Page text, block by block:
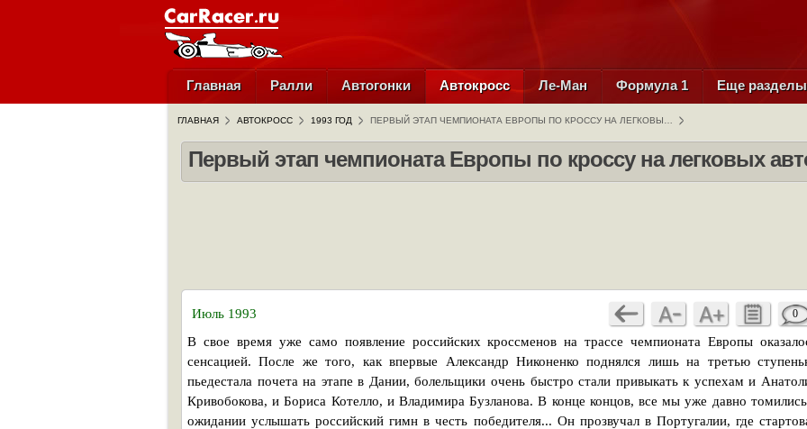
Главная Ралли Автогонки Автокросс Ле-Ман Формула 1 Еще разделы
ГЛАВНАЯ АВТОКРОСС 1993 ГОД ПЕРВЫЙ ЭТАП ЧЕМПИОНАТА ЕВРОПЫ ПО КРОССУ НА ЛЕГКОВЫ…
Первый этап чемпионата Европы по кроссу на легковых
Июль 1993 0
В свое время уже само появление российских кроссменов на трассе чемпионата Европы
сенсацией. После же того, как впервые Александр Никоненко поднялся лишь на третью
пьедестала почета на этапе в Дании, болельщики очень быстро стали привыкать к успехам и
Кривобокова, и Бориса Котелло, и Владимира Бузланова. В конце концов, все мы уже давно
ожидании услышать российский гимн в честь победителя... Он прозвучал в Португалии, где